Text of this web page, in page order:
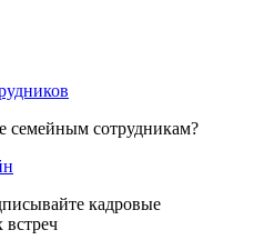
семейным сотрудникам?
кадровые
встреч